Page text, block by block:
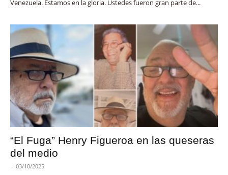
Venezuela. Estamos en la gloria. Ustedes fueron gran parte de...
“El Fuga” Henry Figueroa en las queseras
del medio
- 03/10/2025